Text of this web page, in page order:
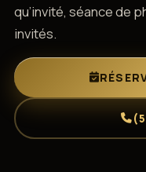
qu’invité, séance de
invités.